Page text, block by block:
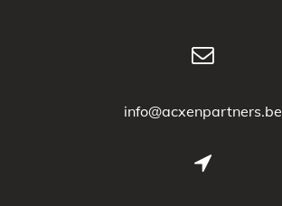
info@acxenpartners.be